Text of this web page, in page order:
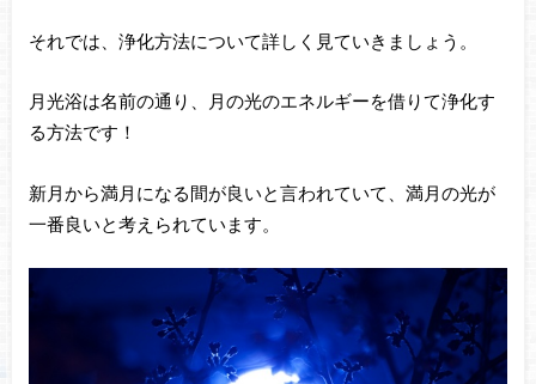
それでは、浄化方法について詳しく見ていきましょう。
月光浴は名前の通り、月の光のエネルギーを借りて浄化す
る方法です！
新月から満月になる間が良いと言われていて、満月の光が
一番良いと考えられています。